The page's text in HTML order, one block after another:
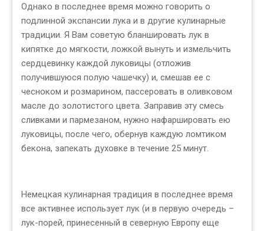
Однако в последнее время можно говорить о
подлинной экспансии лука и в другие кулинарные
традиции. Я Вам советую бланшировать лук в
кипятке до мягкости, ложкой вынуть и измельчить
сердцевинку каждой луковицы (отложив
получившуюся полую чашечку) и, смешав ее с
чесноком и розмарином, пассеровать в оливковом
масле до золотистого цвета. Заправив эту смесь
сливками и пармезаном, нужно нафаршировать ею
луковицы, после чего, обернув каждую ломтиком
бекона, запекать духовке в течение 25 минут.
Немецкая кулинарная традиция в последнее время
все активнее использует лук (и в первую очередь –
лук-порей, принесенный в северную Европу еще